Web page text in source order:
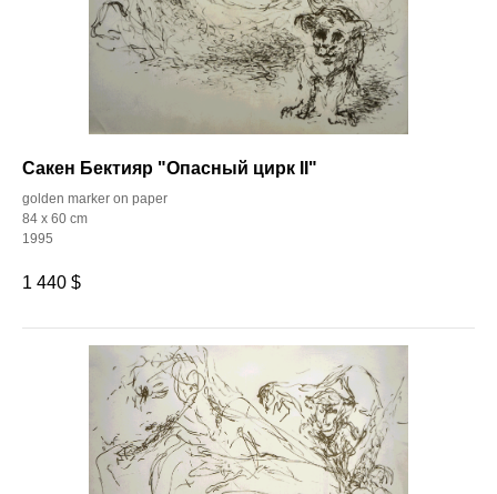
Сакен Бектияр "Опасный цирк II"
golden marker on paper
84 x 60 cm
1995
1 440 $